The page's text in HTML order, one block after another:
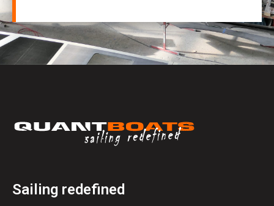
Sailing redefined